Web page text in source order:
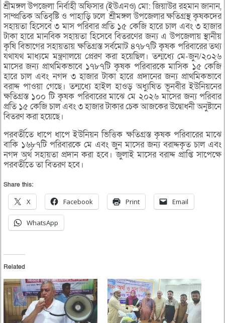
শ্রীমঙ্গল উপজেলা নির্বাহী অফিসার (ইউএনও) মো: জিয়াউর রহমান জানান,
সাম্প্রতিক অতিবৃষ্টি ও পাহাড়ি ঢলে শ্রীমঙ্গল উপজেলার ক্ষতিগ্রস্থ কৃষকদের
সহায়তা হিসেবে ৩ মাস পরিবার প্রতি ১৫ কেজি হারে চাল এবং ৩ হাজার
টাকা হারে মানবিক সহায়তা হিসেবে বিতরণের জন্য এ উপজেলায় স্থানীয়
কৃষি বিভাগের সহায়তায় ক্ষতিগ্রস্ত সর্বমোট ৪৭৮৭টি কৃষক পরিবারের তথ্য
যথাযথ মাধ্যমে মন্ত্রণালয়ে প্রেরণ করা হয়েছিল। তন্মধ্যে মে-জুন/২০২৬
মাসের জন্য প্রাথমিকভাবে ১৭৮৭টি কৃষক পরিবারকে মাসিক ১৫ কেজি
হারে চাল এবং নগদ ৩ হাজার টাকা হারে প্রদানের জন্য প্রাথমিকভাবে
বরাদ্দ পাওয়া গেছে। তন্মধ্যে হাইল হাওড় অধ্যুষিত ভূনবীর ইউনিয়নের
ক্ষতিগ্রস্ত ১০০ টি কৃষক পরিবারের মাঝে মে ২০২৬ মাসের জন্য পরিবার
প্রতি ১৫ কেজি চাল এবং ৩ হাজার টাকার চেক আজকের উদ্বোধনী অনুষ্টানে
বিতরণ করা হয়েছে।
পরবর্তীতে ধাপে ধাপে ইউনিয়ন ভিত্তিক ক্ষতিগ্রস্ত কৃষক পরিবারের মাঝে
বাকি ১৬৮৭টি পরিবারকে মে এবং জুন মাসের জন্য বরাদ্দকৃত চাল এবং
নগদ অর্থ সহায়তা প্রদান করা হবে। জুলাই মাসের বরাদ্দ প্রাপ্তি সাপেক্ষে
পরবর্তীতে তা বিতরণ হবে।
Share this:
X Facebook Print Email
WhatsApp
Related